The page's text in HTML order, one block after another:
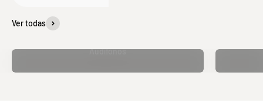
Ver todas
Audífonos